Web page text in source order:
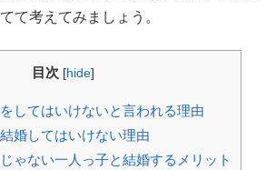
て考えてみましょう。
目次 [hide]
してはいけないと言われる理由
婚してはいけない理由
ゃない一人っ子と結婚するメリット